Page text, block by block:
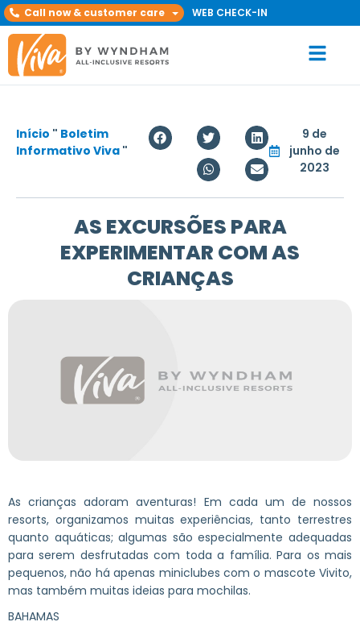
Call now & customer care WEB CHECK-IN
Início " Boletim
Informativo Viva "
9 de
junho de
2023
AS EXCURSÕES PARA
EXPERIMENTAR COM AS
CRIANÇAS
As crianças adoram aventuras! Em cada um de nossos
resorts, organizamos muitas experiências, tanto terrestres
quanto aquáticas; algumas são especialmente adequadas
para serem desfrutadas com toda a família. Para os mais
pequenos, não há apenas miniclubes com o mascote Vivito,
mas também muitas ideias para mochilas.
BAHAMAS